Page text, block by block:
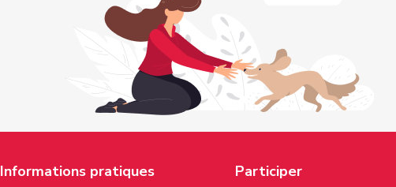
Informations pratiques Participer